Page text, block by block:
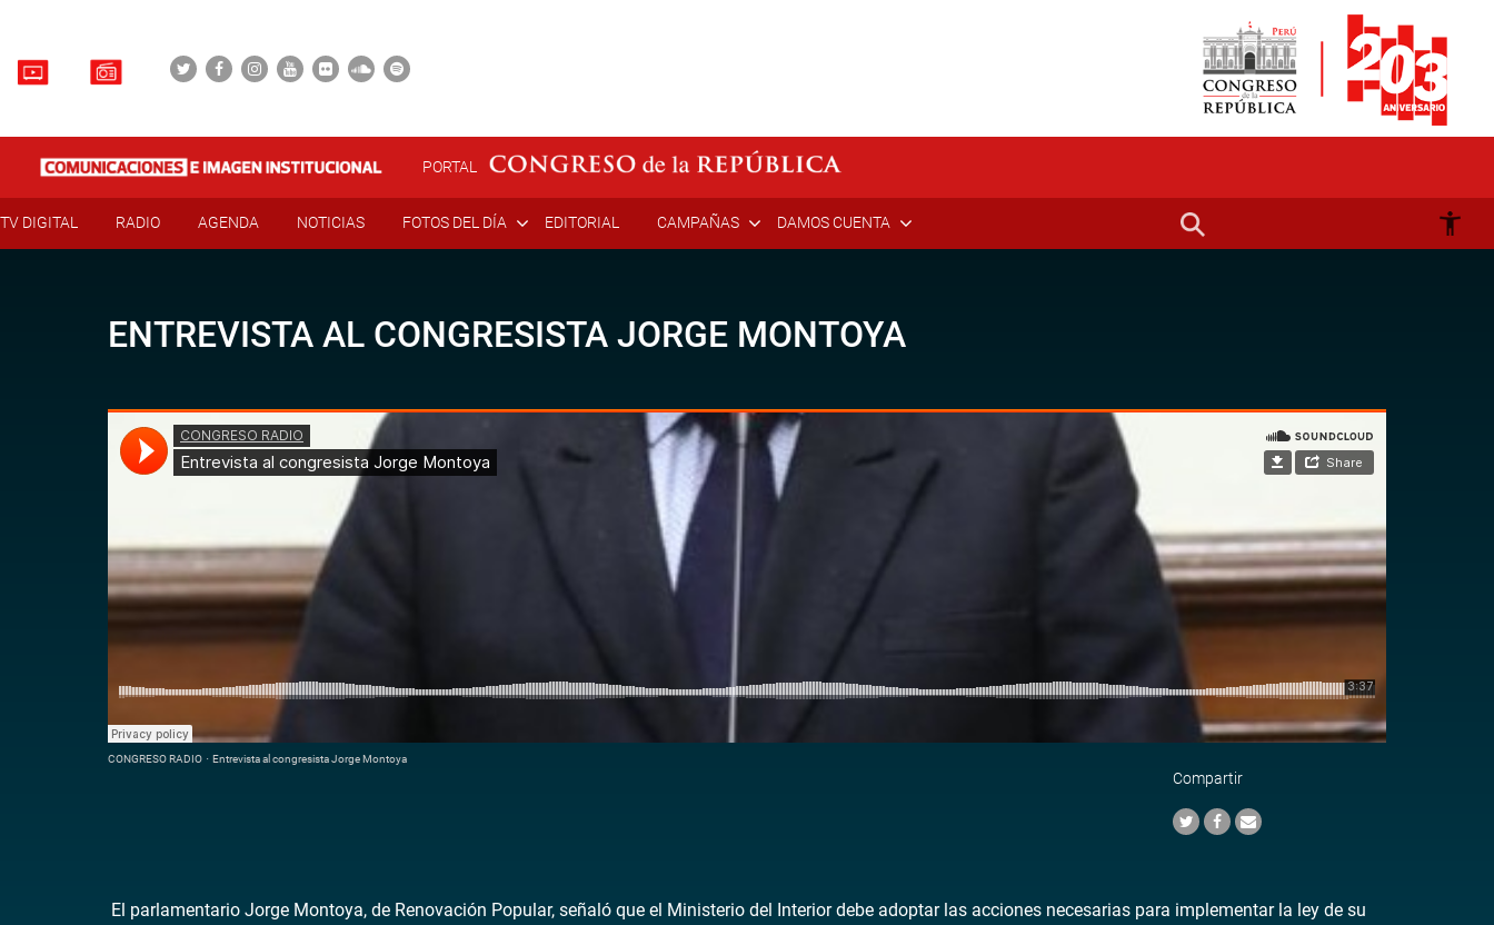
PORTAL
TV DIGITAL RADIO AGENDA NOTICIAS FOTOS DEL DÍA EDITORIAL CAMPAÑAS DAMOS CUENTA
ENTREVISTA AL CONGRESISTA JORGE MONTOYA
CONGRESO RADIO · Entrevista al congresista Jorge Montoya
Compartir
El parlamentario Jorge Montoya, de Renovación Popular, señaló que el Ministerio del Interior debe adoptar las acciones necesarias para implementar la ley de su